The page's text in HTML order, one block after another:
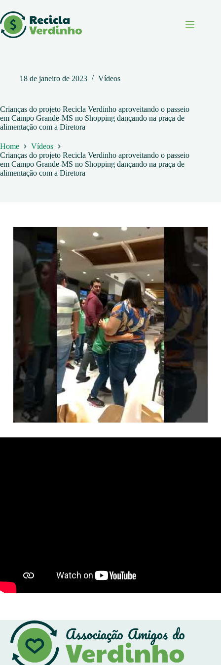
para
o
conteúdo
18 de janeiro de 2023 Vídeos
Crianças do projeto Recicla Verdinho aproveitando o passeio
em Campo Grande-MS no Shopping dançando na praça de
alimentação com a Diretora
Home
Vídeos
Crianças do projeto Recicla Verdinho aproveitando o passeio
em Campo Grande-MS no Shopping dançando na praça de
alimentação com a Diretora